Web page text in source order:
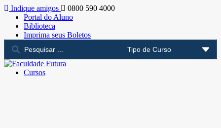
Indique amigos
0800 590 4000
Portal do Aluno
Biblioteca
Imprima seus Boletos
Cursos